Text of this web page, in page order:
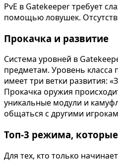
PvE в Gatekeeper требует
помощью ловушек.
Прокачка и развитие
Система уровней в
предметам. Уровень класса
имеет три ветки развития:
Прокачка оружия
уникальные модули и
общаться с другими
Топ-3 режима,
Для тех, кто только